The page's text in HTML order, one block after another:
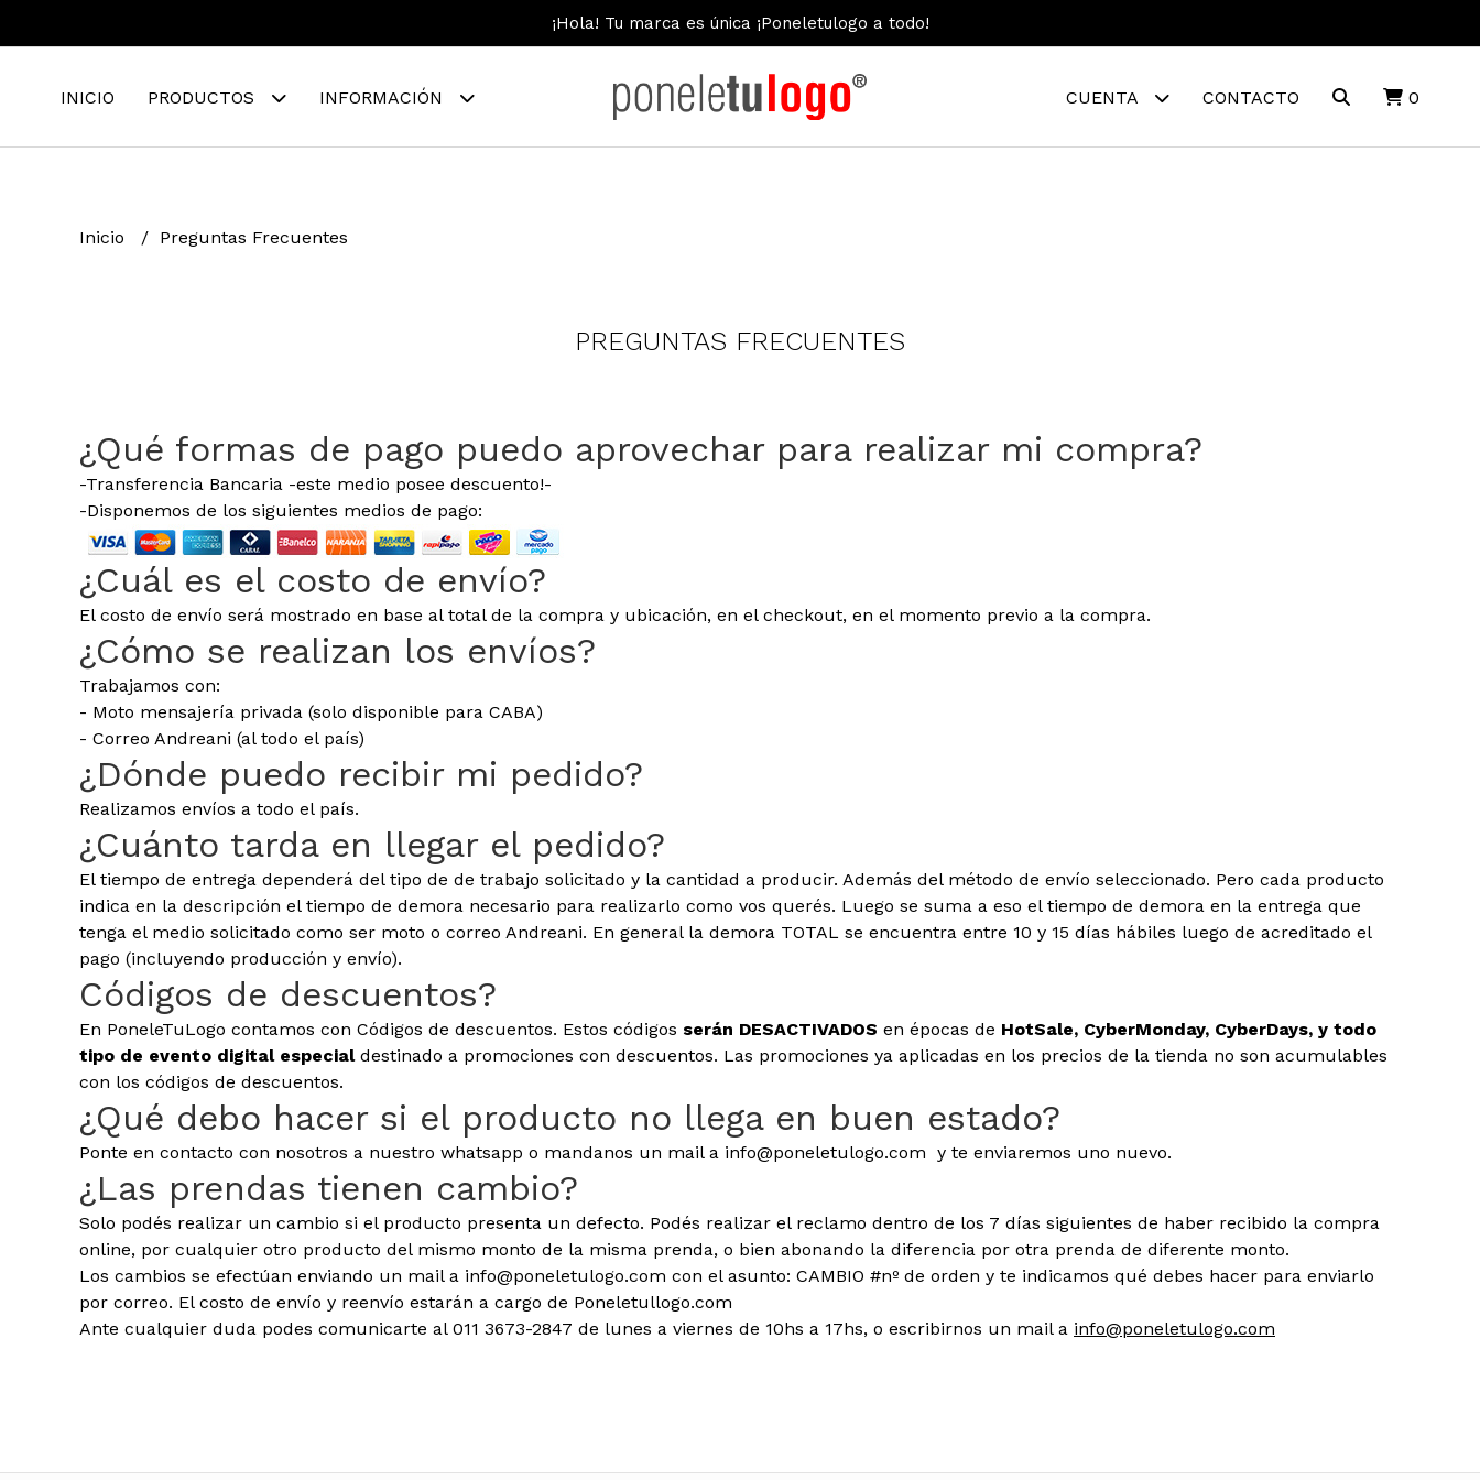
¡Hola! Tu marca es única ¡Poneletulogo a todo!
INICIO PRODUCTOS INFORMACIÓN CUENTA CONTACTO 0
Inicio Preguntas Frecuentes
PREGUNTAS FRECUENTES
¿Qué formas de pago puedo aprovechar para realizar mi compra?
-Transferencia Bancaria -este medio posee descuento!-
-Disponemos de los siguientes medios de pago:
¿Cuál es el costo de envío?
El costo de envío será mostrado en base al total de la compra y ubicación, en el checkout, en el momento previo a la compra.
¿Cómo se realizan los envíos?
Trabajamos con:
- Moto mensajería privada (solo disponible para CABA)
- Correo Andreani (al todo el país)
¿Dónde puedo recibir mi pedido?
Realizamos envíos a todo el país.
¿Cuánto tarda en llegar el pedido?
El tiempo de entrega dependerá del tipo de de trabajo solicitado y la cantidad a producir. Además del método de envío seleccionado. Pero cada producto
indica en la descripción el tiempo de demora necesario para realizarlo como vos querés. Luego se suma a eso el tiempo de demora en la entrega que
tenga el medio solicitado como ser moto o correo Andreani. En general la demora TOTAL se encuentra entre 10 y 15 días hábiles luego de acreditado el
pago (incluyendo producción y envío).
Códigos de descuentos?
En PoneleTuLogo contamos con Códigos de descuentos. Estos códigos serán DESACTIVADOS en épocas de HotSale, CyberMonday, CyberDays, y todo
tipo de evento digital especialdestinado a promociones con descuentos. Las promociones ya aplicadas en los precios de la tienda no son acumulables
con los códigos de descuentos.
¿Qué debo hacer si el producto no llega en buen estado?
Ponte en contacto con nosotros a nuestro whatsapp o mandanos un mail a info@poneletulogo.com y te enviaremos uno nuevo.
¿Las prendas tienen cambio?
Solo podés realizar un cambio si el producto presenta un defecto. Podés realizar el reclamo dentro de los 7 días siguientes de haber recibido la compra
online, por cualquier otro producto del mismo monto de la misma prenda, o bien abonando la diferencia por otra prenda de diferente monto.
Los cambios se efectúan enviando un mail a info@poneletulogo.com con el asunto: CAMBIO #nº de orden y te indicamos qué debes hacer para enviarlo
por correo. El costo de envío y reenvío estarán a cargo de Poneletullogo.com
Ante cualquier duda podes comunicarte al 011 3673-2847 de lunes a viernes de 10hs a 17hs, o escribirnos un mail a info@poneletulogo.com